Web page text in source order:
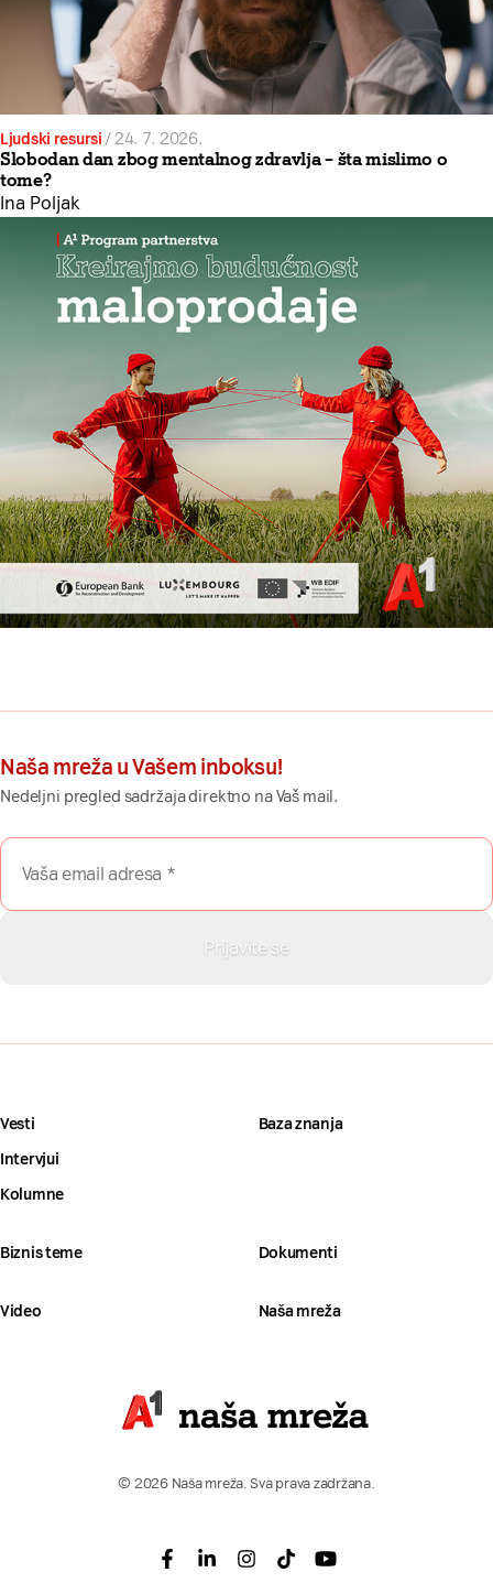
Ljudski resursi /24. 7. 2026.
Slobodan dan zbog mentalnog zdravlja – šta mislimo o
tome?
Ina Poljak
Naša mreža u Vašem inboksu!
Nedeljni pregled sadržaja direktno na Vaš mail.
Vesti
Intervjui
Kolumne
Baza znanja
Biznis teme Dokumenti
Video Naša mreža
© 2026 Naša mreža. Sva prava zadržana.
Facebook
LinkedinInstagram
TiktokYoutube